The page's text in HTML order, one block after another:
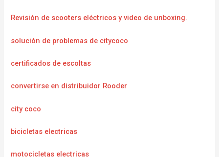
Revisión de scooters eléctricos y video de unboxing.
solución de problemas de citycoco
certificados de escoltas
convertirse en distribuidor Rooder
city coco
bicicletas electricas
motocicletas electricas